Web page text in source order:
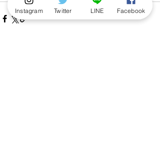
Instagram Twitter LINE Facebook